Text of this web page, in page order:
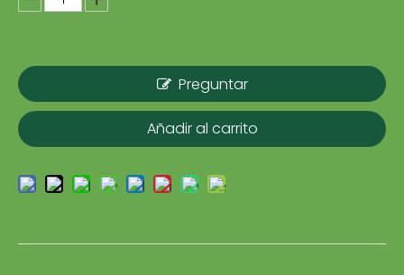
Preguntar
Añadir al carrito